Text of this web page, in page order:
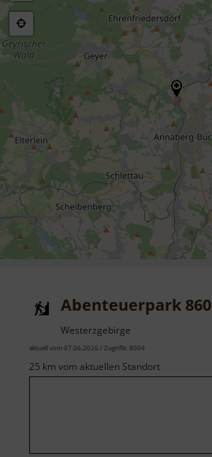
Abenteuerpark 860
Westerzgebirge
aktuell vom 07.06.2026 / Zugriffe: 8004
25 km vom aktuellen Standort